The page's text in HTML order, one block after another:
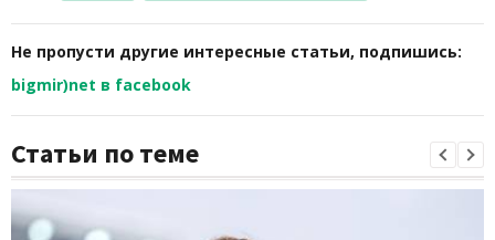
Не пропусти другие интересные статьи, подпишись:
bigmir)net в facebook
Статьи по теме